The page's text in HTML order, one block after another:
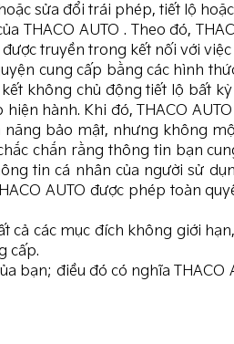
sửa đổi trái phép, tiết lộ
AUTO . Theo đó,
truyền trong kết nối với việc
cung cấp bằng các hình
không chủ động tiết lộ bất
hành. Khi đó, THACO
bảo mật, nhưng không
chắn rằng thông tin bạn
tin cá nhân của người sử
AUTO được phép toàn
các mục đích không giới
cấp.
bạn; điều đó có nghĩa THACO